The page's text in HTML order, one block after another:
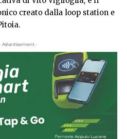
creato dalla loop station e
Advertisement -